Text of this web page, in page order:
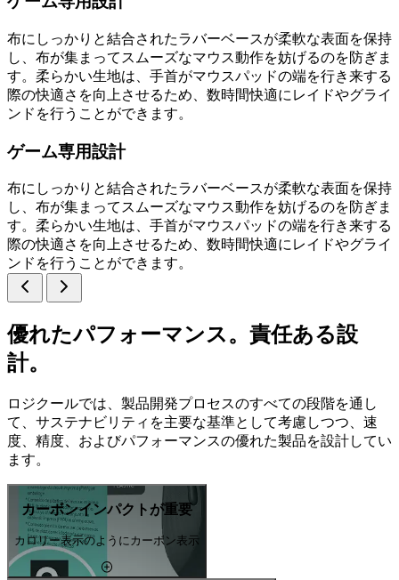
布にしっかりと結合されたラバーベースが柔軟な表面を保持
し、布が集まってスムーズなマウス動作を妨げるのを防ぎま
す。柔らかい生地は、手首がマウスパッドの端を行き来する
際の快適さを向上させるため、数時間快適にレイドやグライ
ンドを行うことができます。
ゲーム専用設計
布にしっかりと結合されたラバーベースが柔軟な表面を保持
し、布が集まってスムーズなマウス動作を妨げるのを防ぎま
す。柔らかい生地は、手首がマウスパッドの端を行き来する
際の快適さを向上させるため、数時間快適にレイドやグライ
ンドを行うことができます。
優れたパフォーマンス。責任ある設
計。
ロジクールでは、製品開発プロセスのすべての段階を通し
て、サステナビリティを主要な基準として考慮しつつ、速
度、精度、およびパフォーマンスの優れた製品を設計してい
ます。
カーボンインパクトが重要
カロリー表示のようにカーボン表示